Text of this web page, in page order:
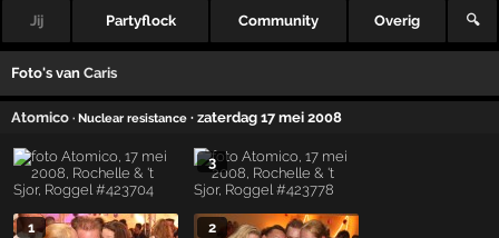
Jij Partyflock Community Overig 🔍
Foto's vanCaris
Atomico · Nuclear resistance · zaterdag 17 mei 2008
3
1 2